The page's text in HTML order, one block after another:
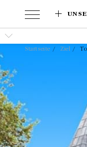
Startseite Ziel